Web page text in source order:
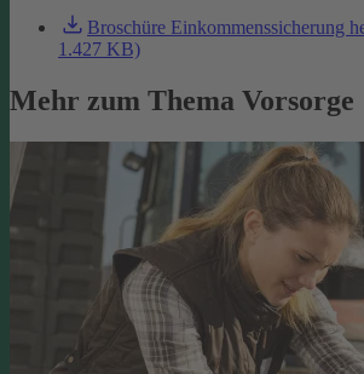
Broschüre Einkommenssicherung
1.427 KB)
Mehr zum Thema Vorsorge